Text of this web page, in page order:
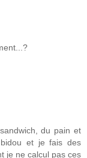
du pain et
et je fais des
je ne calcul pas ces